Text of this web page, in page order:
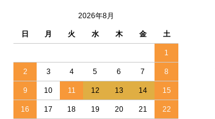
2026年8月
日 月 火 水 木 金 土
1
2 3 4 5 6 7 8
9 10 11 12 13 14 15
16 17 18 19 20 21 22